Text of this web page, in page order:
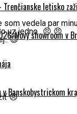
Trenčianske letisko
Nový showroom v
Banskobystrickom
som vedela par
uz jedno.. 😠 😠
😇
😠